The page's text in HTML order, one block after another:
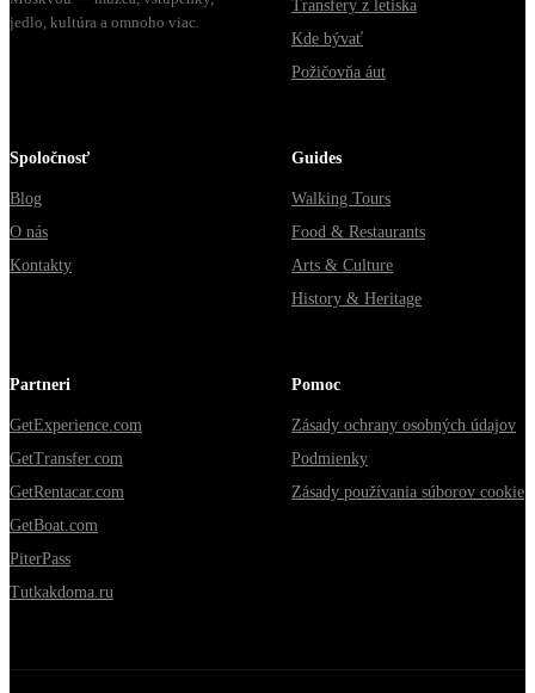
jedlo, kultúra a omnoho viac.
Transfery z letiska
Kde bývať
Požičovňa áut
Spoločnosť
Blog
O nás
Kontakty
Guides
Walking Tours
Food & Restaurants
Arts & Culture
History & Heritage
Partneri
GetExperience.com
GetTransfer.com
GetRentacar.com
GetBoat.com
PiterPass
Tutkakdoma.ru
Pomoc
Zásady ochrany osobných údajov
Podmienky
Zásady používania súborov cookie